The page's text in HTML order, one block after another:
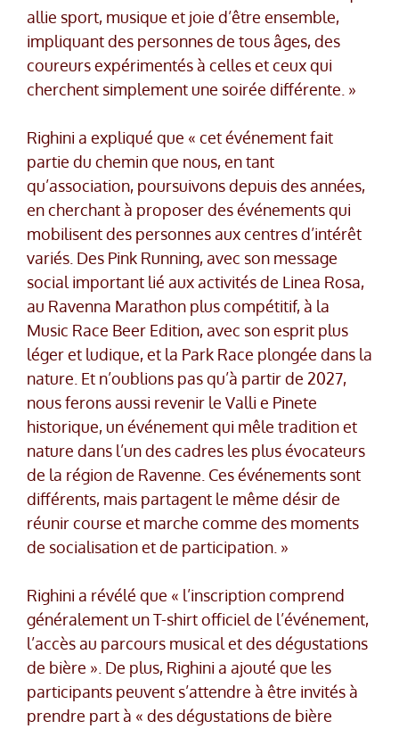
allie sport, musique et joie d’être ensemble,
impliquant des personnes de tous âges, des
coureurs expérimentés à celles et ceux qui
cherchent simplement une soirée différente. »
Righini a expliqué que « cet événement fait
partie du chemin que nous, en tant
qu’association, poursuivons depuis des années,
en cherchant à proposer des événements qui
mobilisent des personnes aux centres d’intérêt
variés. Des Pink Running, avec son message
social important lié aux activités de Linea Rosa,
au Ravenna Marathon plus compétitif, à la
Music Race Beer Edition, avec son esprit plus
léger et ludique, et la Park Race plongée dans la
nature. Et n’oublions pas qu’à partir de 2027,
nous ferons aussi revenir le Valli e Pinete
historique, un événement qui mêle tradition et
nature dans l’un des cadres les plus évocateurs
de la région de Ravenne. Ces événements sont
différents, mais partagent le même désir de
réunir course et marche comme des moments
de socialisation et de participation. »
Righini a révélé que « l’inscription comprend
généralement un T-shirt officiel de l’événement,
l’accès au parcours musical et des dégustations
de bière ». De plus, Righini a ajouté que les
participants peuvent s’attendre à être invités à
prendre part à « des dégustations de bière